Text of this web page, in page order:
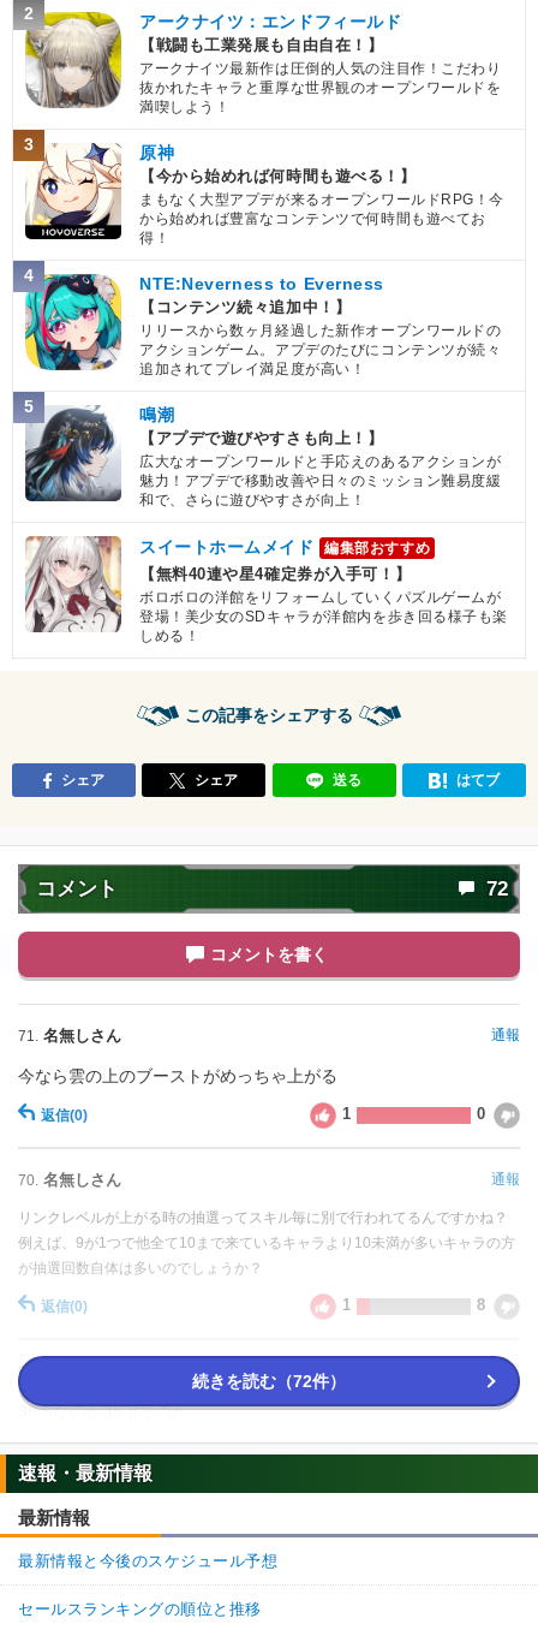
2 アークナイツ：エンドフィールド
【戦闘も工業発展も自由自在！】
アークナイツ最新作は圧倒的人気の注目作！こだわり
抜かれたキャラと重厚な世界観のオープンワールドを
満喫しよう！
3 原神
【今から始めれば何時間も遊べる！】
まもなく大型アプデが来るオープンワールドRPG！今
から始めれば豊富なコンテンツで何時間も遊べてお
得！
4 NTE:Neverness to Everness
【コンテンツ続々追加中！】
リリースから数ヶ月経過した新作オープンワールドの
アクションゲーム。アプデのたびにコンテンツが続々
追加されてプレイ満足度が高い！
5 鳴潮
【アプデで遊びやすさも向上！】
広大なオープンワールドと手応えのあるアクションが
魅力！アプデで移動改善や日々のミッション難易度緩
和で、さらに遊びやすさが向上！
スイートホームメイド 編集部おすすめ
【無料40連や星4確定券が入手可！】
ボロボロの洋館をリフォームしていくパズルゲームが
登場！美少女のSDキャラが洋館内を歩き回る様子も楽
しめる！
この記事をシェアする
シェア シェア 送る はてブ
コメント 72
コメントを書く
71. 名無しさん 通報
今なら雲の上のブーストがめっちゃ上がる
返信(0) 1 0
70. 名無しさん 通報
リンクレベルが上がる時の抽選ってスキル毎に別で行われてるんですかね？
例えば、9が1つで他全て10まで来ているキャラより10未満が多いキャラの方
が抽選回数自体は多いのでしょうか？
返信(0) 1 8
68. 通報
35-6なのか35-8なのか。
>>68
コメントありがとうございます。該当箇所の修正を行いま
した。
続きを読む（72件）
速報・最新情報
最新情報
最新情報と今後のスケジュール予想
セールスランキングの順位と推移